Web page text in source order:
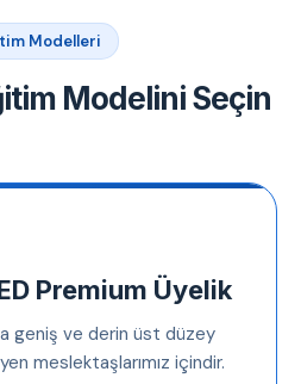
Modelleri
Modelini Seçin
Premium Üyelik
geniş ve derin üst düzey
meslektaşlarımız içindir.